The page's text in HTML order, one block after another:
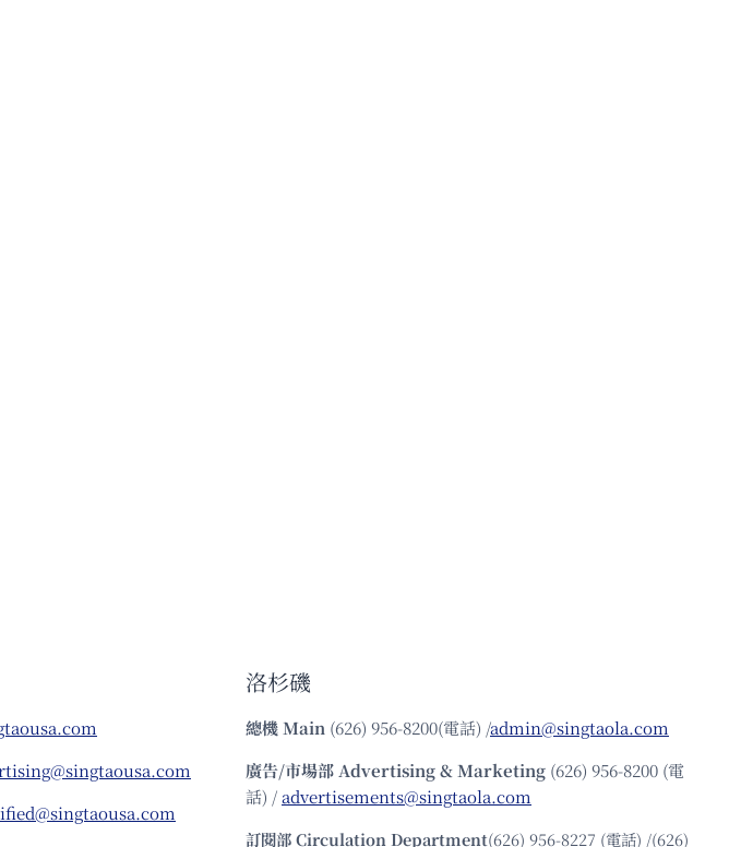
洛杉磯
總機Main (626) 956-8200(電話) /admin@singtaola.com
廣告/市場部Advertising & Marketing (626) 956-8200 (電
話) /advertisements@singtaola.com
訂閱部 Circulation Department(626) 956-8227 (電話) /(626)